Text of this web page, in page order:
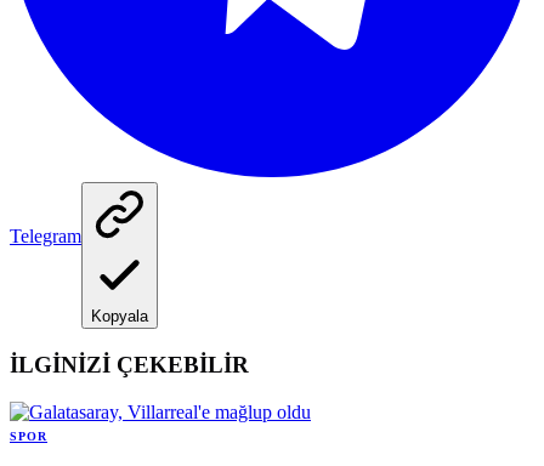
Telegram
Kopyala
İLGİNİZİ ÇEKEBİLİR
SPOR